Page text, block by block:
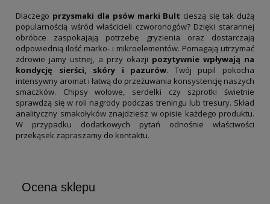
Dlaczego przysmaki dla psów marki Bult cieszą się tak dużą
popularnością wśród właścicieli czworonogów? Dzięki starannej
obróbce zaspokajają potrzebę gryzienia oraz dostarczają
odpowiednią ilość marko- i mikroelementów. Pomagają utrzymać
zdrowie jamy ustnej, a przy okazji pozytywnie wpływają na
kondycję sierści, skóry i pazurów. Twój pupil pokocha
intensywny aromat i łatwą do przeżuwania konsystencję naszych
smaczków. Chipsy wołowe, serdelki czy szprotki świetnie
sprawdzą się w roli nagrody podczas treningu lub tresury. Skład
analityczny smakołyków znajdziesz w opisie każdego produktu.
W przypadku dodatkowych pytań odnośnie właściwości
przekąsek zapraszamy do kontaktu.
Ocena sklepu